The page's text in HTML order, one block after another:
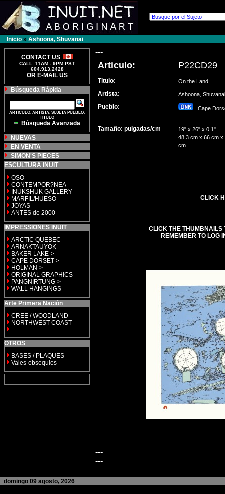
Inicio » Ashoona, Shuvanai
CONTACT US
CALL: 11AM - 9PM PST
604.913.2428
OR E-MAIL US
Búsqueda Rápida
ARTICULO, ARTISTA, SUJETA PUEBLO,
TITULO
Búsqueda Avanzada
NUEVAS
EN VENTA
SIMON'S PIECES
ESCULTURA INUIT
OSO
CONTEMPOR?NEA
INUKSHUK GALLERY
MARFIL/HUESO
JOYAS
ANTES de 2000
IMPRESSIONES INUIT
ARCTIC QUEBEC
ARNAKTAUYOK
BAKER LAKE->
CAPE DORSET->
HOLMAN->
ORIGINAL GRAPHICS
PANGNIRTUNG->
WALL HANGINGS
Arte Primera Nación
CREE / WOODLAND
NORTHWEST COAST
OTROS
BASES / PLAQUES
Vales-obsequios
---
Articulo: P22CD29
Titulo: On the Land
Artista: Ashoona,
Pueblo: Cape
Tamaño: pulgadas/cm
19" x 26" x 0.1"
48.3 cm x 66 cm x
cm
CLICK
CLICK THE THUMBNAILS
REMEMBER TO LOG
---
---
domingo 09 agosto, 2026